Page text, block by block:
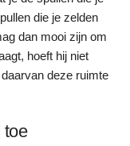
die je zelden
dan mooi zijn om
hoeft hij niet
deze ruimte
toe